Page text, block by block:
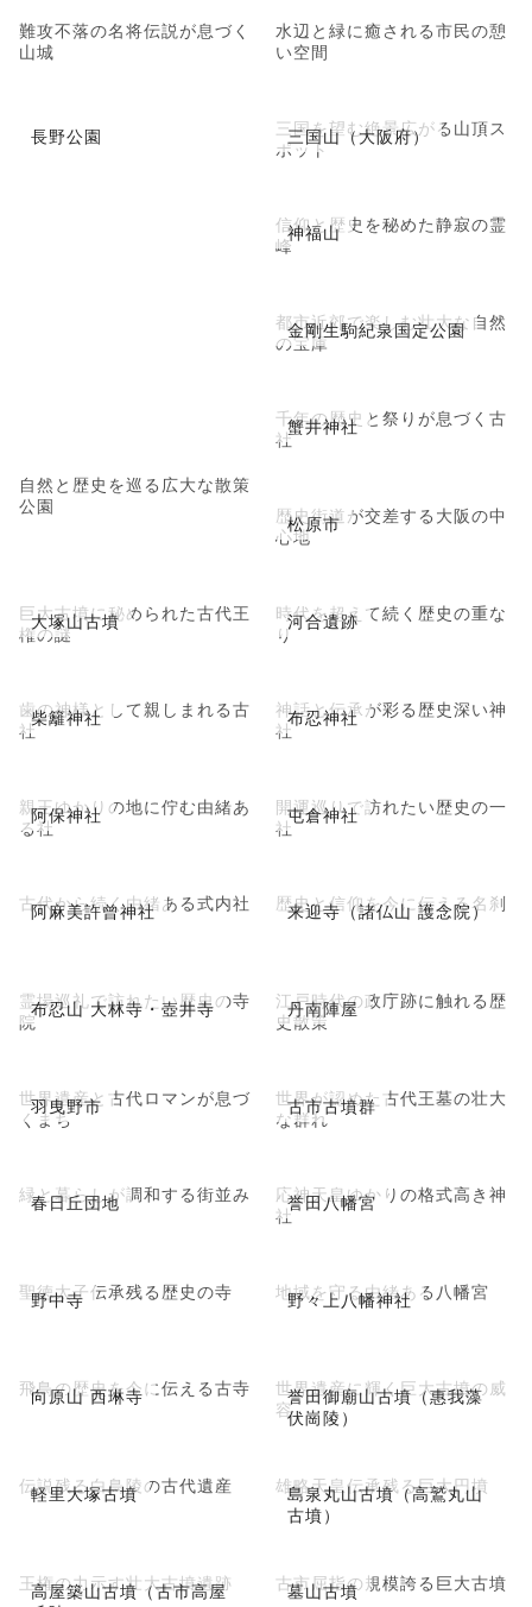
難攻不落の名将伝説が息づく
山城
水辺と緑に癒される市民の憩
い空間
長野公園
自然と歴史を巡る広大な散策
公園
三国山（大阪府）
三国を望む絶景広がる山頂ス
ポット
神福山
信仰と歴史を秘めた静寂の霊
峰
金剛生駒紀泉国定公園
都市近郊で楽しむ壮大な自然
の宝庫
蟹井神社
千年の歴史と祭りが息づく古
社
松原市
歴史街道が交差する大阪の中
心地
大塚山古墳
巨大古墳に秘められた古代王
権の謎
河合遺跡
時代を超えて続く歴史の重な
り
柴籬神社
歯の神様として親しまれる古
社
布忍神社
神話と伝承が彩る歴史深い神
社
阿保神社
親王ゆかりの地に佇む由緒あ
る社
屯倉神社
開運巡りで訪れたい歴史の一
社
阿麻美許曾神社
古代から続く由緒ある式内社 来迎寺（諸仏山 護念院）
歴史と信仰を今に伝える名刹
布忍山 大林寺・壺井寺
霊場巡礼で訪れたい歴史の寺
院
丹南陣屋
江戸時代の政庁跡に触れる歴
史散策
羽曳野市
世界遺産と古代ロマンが息づ
くまち
古市古墳群
世界が認めた古代王墓の壮大
な群れ
春日丘団地
緑と暮らしが調和する街並み 誉田八幡宮
応神天皇ゆかりの格式高き神
社
野中寺
聖徳太子伝承残る歴史の寺 野々上八幡神社
地域を守る由緒ある八幡宮
向原山 西琳寺
飛鳥の歴史を今に伝える古寺
誉田御廟山古墳（惠我藻
伏崗陵）
世界遺産に輝く巨大古墳の威
容
軽里大塚古墳
伝説残る白鳥陵の古代遺産
島泉丸山古墳（高鷲丸山
古墳）
雄略天皇伝承残る巨大円墳
高屋築山古墳（古市高屋
王権の力示す壮大古墳遺跡 墓山古墳
古市屈指の規模誇る巨大古墳